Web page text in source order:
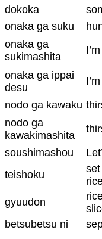
dokoka
onaka ga suku
onaka ga
sukimashita
onaka ga ippai
desu
nodo ga kawaku
nodo ga
kawakimashita
soushimashou
teishoku
gyuudon
betsubetsu ni